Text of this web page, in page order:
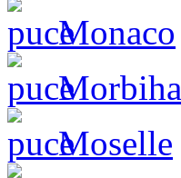
Monaco
Moselle